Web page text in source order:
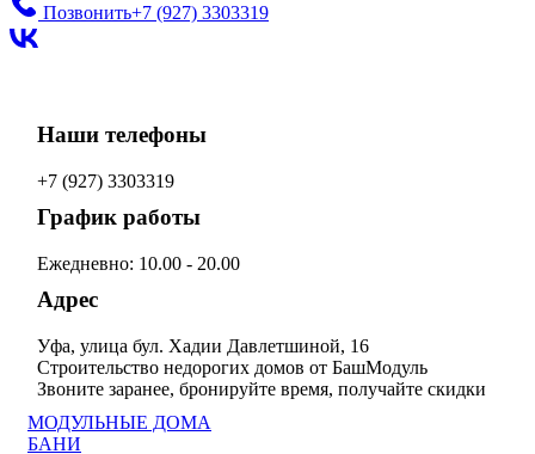
Позвонить+7 (927) 3303319
Наши телефоны
+7 (927) 3303319
График работы
Ежедневно: 10.00 - 20.00
Адрес
Уфа, улица бул. Хадии Давлетшиной, 16
Строительство недорогих домов от БашМодуль
Звоните заранее, бронируйте время, получайте скидки
МОДУЛЬНЫЕ ДОМА
БАНИ